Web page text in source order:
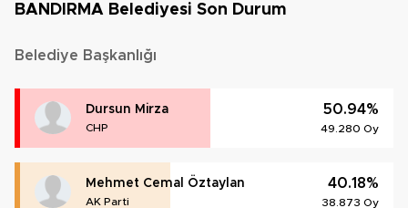
BANDIRMA Belediyesi Son Durum
Belediye Başkanlığı
Dursun Mirza
CHP
50.94%
49.280 Oy
Mehmet Cemal Öztaylan
AK Parti
40.18%
38.873 Oy